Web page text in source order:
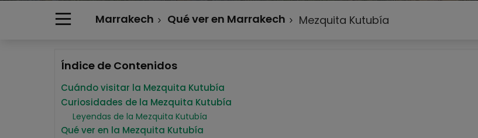
Marrakech Qué ver en Marrakech Mezquita Kutubía
Índice de Contenidos
Cuándo visitar la Mezquita Kutubía
Curiosidades de la Mezquita Kutubía
Leyendas de la Mezquita Kutubía
Qué ver en la Mezquita Kutubía